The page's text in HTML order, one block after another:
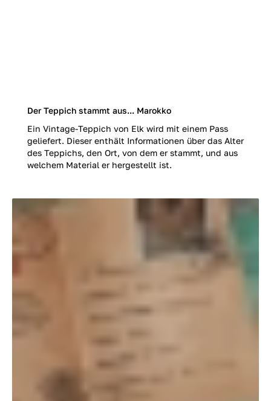
Der Teppich stammt aus... Marokko
Ein Vintage-Teppich von Elk wird mit einem Pass
geliefert. Dieser enthält Informationen über das Alter
des Teppichs, den Ort, von dem er stammt, und aus
welchem Material er hergestellt ist.